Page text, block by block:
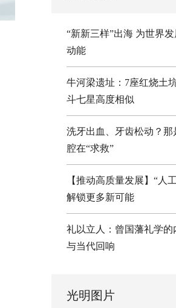
“新新三样”出海 为世界
动能
牛河梁遗址：7座红烧土
斗七星高度相似
洗牙出血、牙齿松动？那
腔在“求救”
【推动高质量发展】“人
解锁更多新可能
礼以立人：曾国藩礼学的
与当代回响
光明图片